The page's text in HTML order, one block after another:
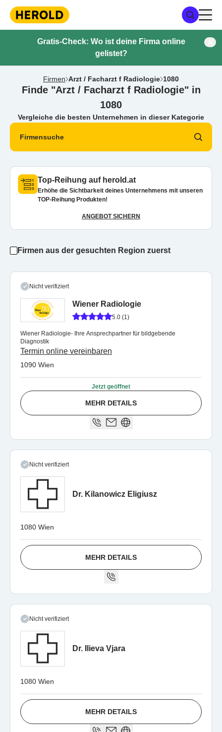
Gratis-Check: Wo ist deine Firma online
gelistet?
Firmen Arzt / Facharzt f Radiologie 1080
Finde "Arzt / Facharzt f Radiologie" in
1080
Vergleiche die besten Unternehmen in dieser Kategorie
Firmensuche
Top-Reihung auf herold.at
Erhöhe die Sichtbarkeit deines Unternehmens mit unseren
TOP-Reihung Produkten!
ANGEBOT SICHERN
Firmen aus der gesuchten Region zuerst
Nicht verifiziert
Wiener Radiologie
5.0 (1)
Wiener Radiologie- Ihre Ansprechpartner für bildgebende
Diagnostik
Termin online vereinbaren
1090 Wien
Jetzt geöffnet
MEHR DETAILS
Nicht verifiziert
Dr. Kilanowicz Eligiusz
1080 Wien
MEHR DETAILS
Nicht verifiziert
Dr. Ilieva Vjara
1080 Wien
MEHR DETAILS